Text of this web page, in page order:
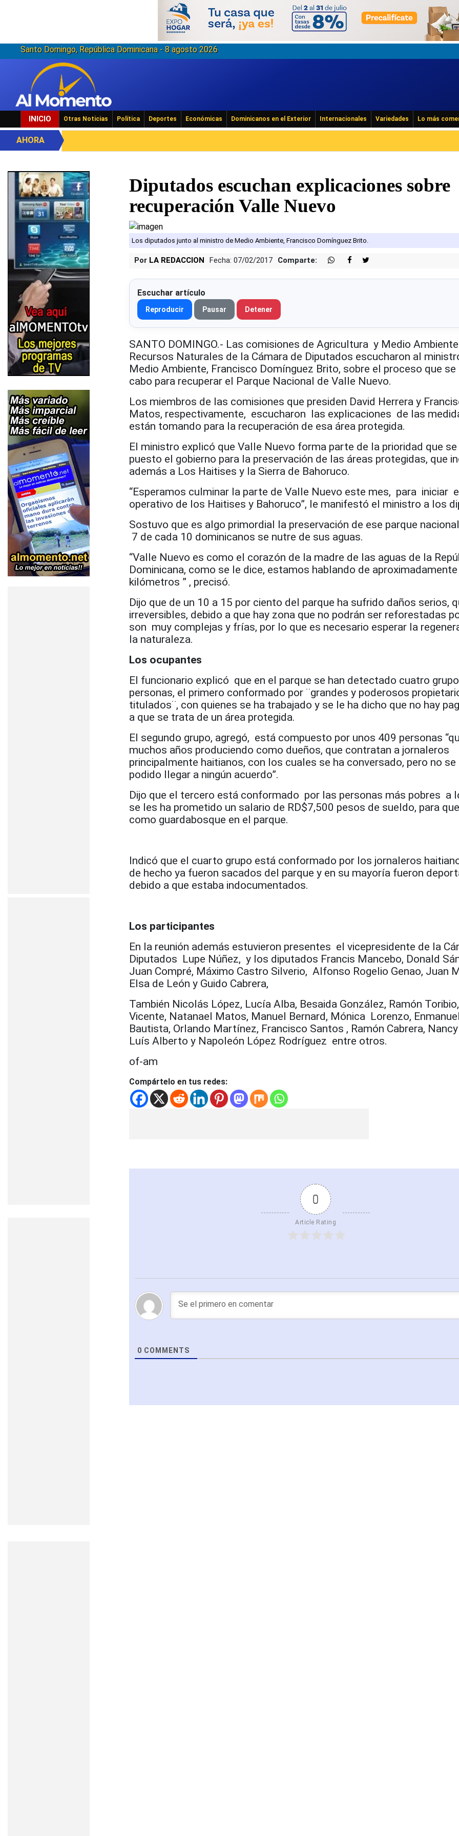
Santo Domingo, República Dominicana - 8 agosto 2026
INICIO Otras Noticias Política Deportes Económicas Dominicanos en el Exterior Internacionales Variedades Lo más
AHORA
Diputados escuchan explicaciones sobre
recuperación Valle Nuevo
Los diputados junto al ministro de Medio Ambiente, Francisco Domínguez Brito.
Por LA REDACCION Fecha: 07/02/2017 Comparte:
Escuchar artículo
Reproducir Pausar Detener
SANTO DOMINGO.- Las comisiones de Agricultura y Medio
Recursos Naturales de la Cámara de Diputados escucharon al
Medio Ambiente, Francisco Domínguez Brito, sobre el proceso que se
cabo para recuperar el Parque Nacional de Valle Nuevo.
Los miembros de las comisiones que presiden David Herrera y
Matos, respectivamente, escucharon las explicaciones de las
están tomando para la recuperación de esa área protegida.
El ministro explicó que Valle Nuevo forma parte de la prioridad que se
puesto el gobierno para la preservación de las áreas protegidas, que
además a Los Haitises y la Sierra de Bahoruco.
“Esperamos culminar la parte de Valle Nuevo este mes, para iniciar
operativo de los Haitises y Bahoruco”, le manifestó el ministro a los
Sostuvo que es algo primordial la preservación de ese parque
7 de cada 10 dominicanos se nutre de sus aguas.
“Valle Nuevo es como el corazón de la madre de las aguas de la
Dominicana, como se le dice, estamos hablando de
kilómetros ” , precisó.
Dijo que de un 10 a 15 por ciento del parque ha sufrido daños serios,
irreversibles, debido a que hay zona que no podrán ser reforestadas
son muy complejas y frías, por lo que es necesario esperar la
la naturaleza.
Los ocupantes
El funcionario explicó que en el parque se han detectado cuatro
personas, el primero conformado por ¨grandes y poderosos
titulados¨, con quienes se ha trabajado y se le ha dicho que no hay
a que se trata de un área protegida.
El segundo grupo, agregó, está compuesto por unos 409 personas
muchos años produciendo como dueños, que contratan a jornaleros
principalmente haitianos, con los cuales se ha conversado, pero no se
podido llegar a ningún acuerdo”.
Dijo que el tercero está conformado por las personas más pobres a
se les ha prometido un salario de RD$7,500 pesos de sueldo, para
como guardabosque en el parque.
Indicó que el cuarto grupo está conformado por los jornaleros
de hecho ya fueron sacados del parque y en su mayoría fueron
debido a que estaba indocumentados.
Los participantes
En la reunión además estuvieron presentes el vicepresidente de la
Diputados Lupe Núñez, y los diputados Francis Mancebo, Donald
Juan Compré, Máximo Castro Silverio, Alfonso Rogelio Genao, Juan
Elsa de León y Guido Cabrera,
También Nicolás López, Lucía Alba, Besaida González, Ramón
Vicente, Natanael Matos, Manuel Bernard, Mónica Lorenzo,
Bautista, Orlando Martínez, Francisco Santos , Ramón Cabrera,
Luís Alberto y Napoleón López Rodríguez entre otros.
of-am
Compártelo en tus redes:
0
Article Rating
0 COMMENTS